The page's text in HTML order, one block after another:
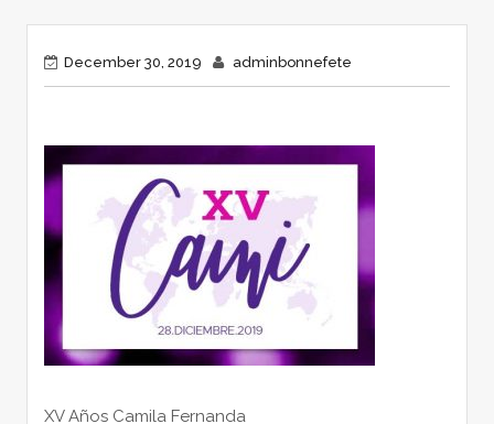
December 30, 2019 adminbonnefete
XV Años Camila Fernanda